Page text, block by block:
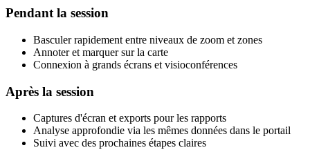
Pendant la session
Basculer rapidement entre niveaux de zoom et zones
Annoter et marquer sur la carte
Connexion à grands écrans et visioconférences
Après la session
Captures d'écran et exports pour les rapports
Analyse approfondie via les mêmes données dans le portail
Suivi avec des prochaines étapes claires